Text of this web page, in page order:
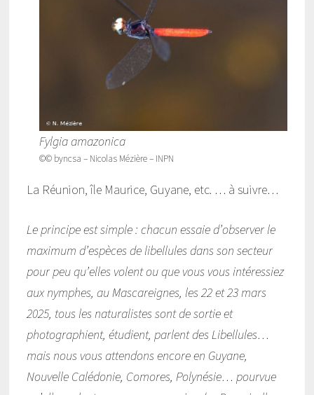
Fylgia amazonica
©© byncsa – Nicolas Mézière – INPN
La Réunion, île Maurice, Guyane, etc. … à suivre…
Le principe est simple : chacun essaie d’observer le
maximum d’espèces de libellules dans son secteur
pour peu qu’elles volent ou que vous vous intéressiez
aux nymphes, au Mascareignes, les 22 et 23 mars
2025, tous les naturalistes sont de sortie et
photographient, étudient, parlent des Libellules…
mais nous vous attendons encore en Guyane,
Nouvelle Calédonie, Comores, Polynésie… pourvue